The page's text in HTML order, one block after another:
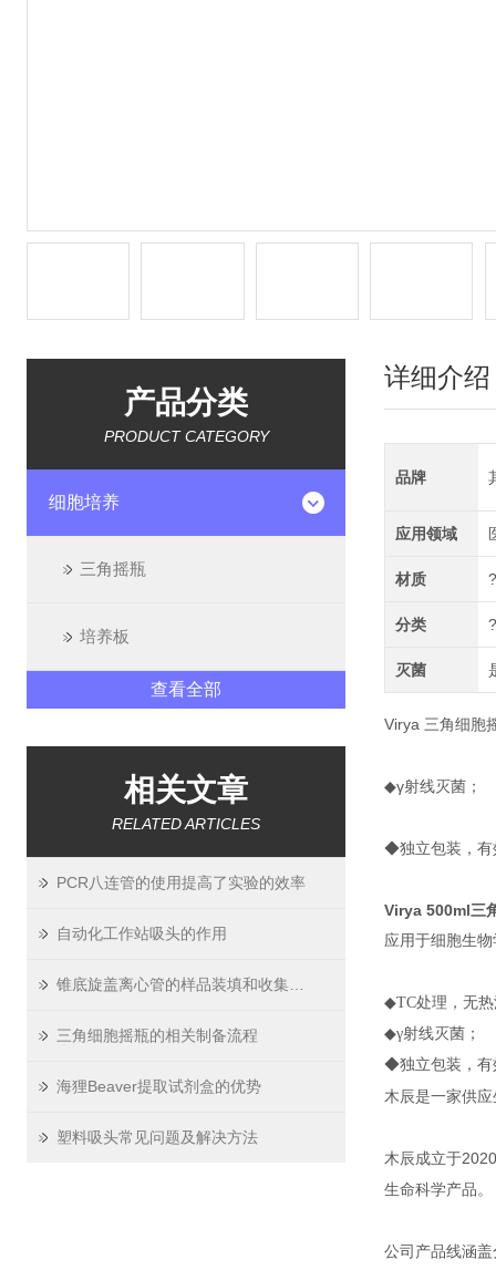
产品分类
PRODUCT CATEGORY
细胞培养
三角摇瓶
培养板
查看全部
相关文章
RELATED ARTICLES
PCR八连管的使用提高了实验的效率
自动化工作站吸头的作用
三角细胞摇瓶的相关制备流程
海狸Beaver提取试剂盒的优势
塑料吸头常见问题及解决方法
详细介绍
品牌
应用领域
材质
分类
灭菌
Virya 三角细胞
◆γ射线灭菌；
◆独立包装，有
Virya 500ml三
应用于细胞生
◆TC处理，无
◆γ射线灭菌；
◆独立包装，有
木辰是一家供
木辰成立于
生命科学产品。
公司产品线涵